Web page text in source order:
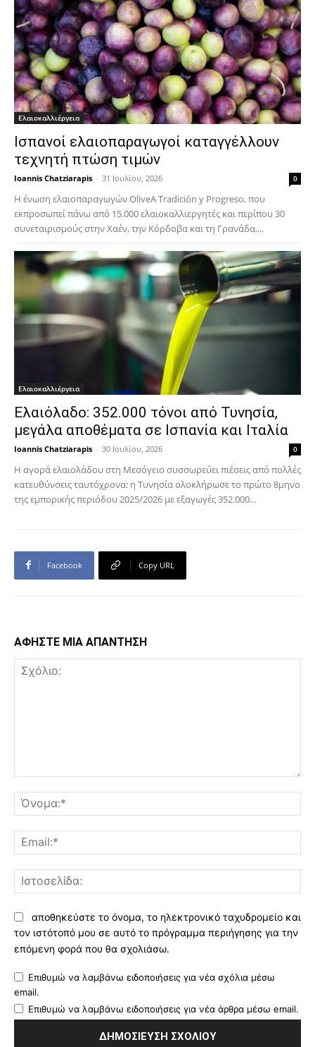
Ελαιοκαλλιέργεια
Ισπανοί ελαιοπαραγωγοί καταγγέλλουν
τεχνητή πτώση τιμών
Ioannis Chatziarapis - 31 Ιουλίου, 2026 0
Η ένωση ελαιοπαραγωγών OliveA Tradición y Progreso, που
εκπροσωπεί πάνω από 15.000 ελαιοκαλλιεργητές και περίπου 30
συνεταιρισμούς στην Χαέν, την Κόρδοβα και τη Γρανάδα,...
Ελαιοκαλλιέργεια
Ελαιόλαδο: 352.000 τόνοι από Τυνησία,
μεγάλα αποθέματα σε Ισπανία και Ιταλία
Ioannis Chatziarapis - 30 Ιουλίου, 2026 0
Η αγορά ελαιολάδου στη Μεσόγειο συσσωρεύει πιέσεις από πολλές
κατευθύνσεις ταυτόχρονα: η Τυνησία ολοκλήρωσε το πρώτο 8μηνο
της εμπορικής περιόδου 2025/2026 με εξαγωγές 352.000...
Facebook Copy URL
ΑΦΗΣΤΕ ΜΙΑ ΑΠΑΝΤΗΣΗ
αποθηκεύστε το όνομα, το ηλεκτρονικό ταχυδρομείο και
τον ιστότοπό μου σε αυτό το πρόγραμμα περιήγησης για την
επόμενη φορά που θα σχολιάσω.
Επιθυμώ να λαμβάνω ειδοποιήσεις για νέα σχόλια μέσω
email.
Επιθυμώ να λαμβάνω ειδοποιήσεις για νέα άρθρα μέσω email.